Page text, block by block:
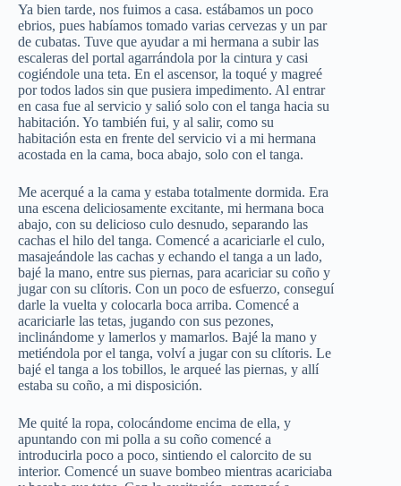
Ya bien tarde, nos fuimos a casa. estábamos un poco
ebrios, pues habíamos tomado varias cervezas y un par
de cubatas. Tuve que ayudar a mi hermana a subir las
escaleras del portal agarrándola por la cintura y casi
cogiéndole una teta. En el ascensor, la toqué y magreé
por todos lados sin que pusiera impedimento. Al entrar
en casa fue al servicio y salió solo con el tanga hacia su
habitación. Yo también fui, y al salir, como su
habitación esta en frente del servicio vi a mi hermana
acostada en la cama, boca abajo, solo con el tanga.
Me acerqué a la cama y estaba totalmente dormida. Era
una escena deliciosamente excitante, mi hermana boca
abajo, con su delicioso culo desnudo, separando las
cachas el hilo del tanga. Comencé a acariciarle el culo,
masajeándole las cachas y echando el tanga a un lado,
bajé la mano, entre sus piernas, para acariciar su coño y
jugar con su clítoris. Con un poco de esfuerzo, conseguí
darle la vuelta y colocarla boca arriba. Comencé a
acariciarle las tetas, jugando con sus pezones,
inclinándome y lamerlos y mamarlos. Bajé la mano y
metiéndola por el tanga, volví a jugar con su clítoris. Le
bajé el tanga a los tobillos, le arqueé las piernas, y allí
estaba su coño, a mi disposición.
Me quité la ropa, colocándome encima de ella, y
apuntando con mi polla a su coño comencé a
introducirla poco a poco, sintiendo el calorcito de su
interior. Comencé un suave bombeo mientras acariciaba